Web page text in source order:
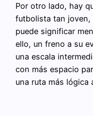
Por otro lado, hay
futbolista tan joven,
puede significar
ello, un freno a su
una escala
con más espacio
una ruta más lógica